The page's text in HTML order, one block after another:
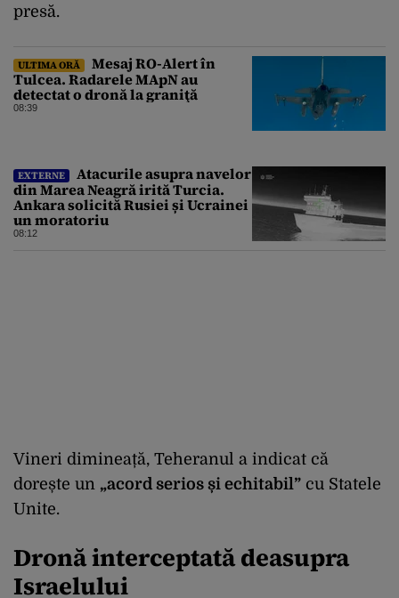
presă.
ULTIMA ORĂ
Mesaj RO-Alert în
Tulcea. Radarele MApN au
detectat o dronă la graniţă
08:39
EXTERNE
Atacurile asupra navelor
din Marea Neagră irită Turcia.
Ankara solicită Rusiei și Ucrainei
un moratoriu
08:12
Vineri dimineață, Teheranul a indicat că
dorește un „acord serios și echitabil” cu Statele
Unite.
Dronă interceptată deasupra
Israelului